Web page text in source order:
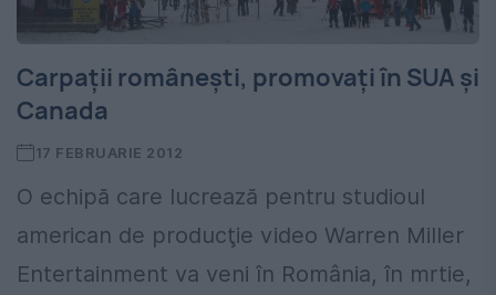
Carpații românești, promovați în SUA și
Canada
17 FEBRUARIE 2012
O echipă care lucrează pentru studioul
american de producţie video Warren Miller
Entertainment va veni în România, în mrtie,